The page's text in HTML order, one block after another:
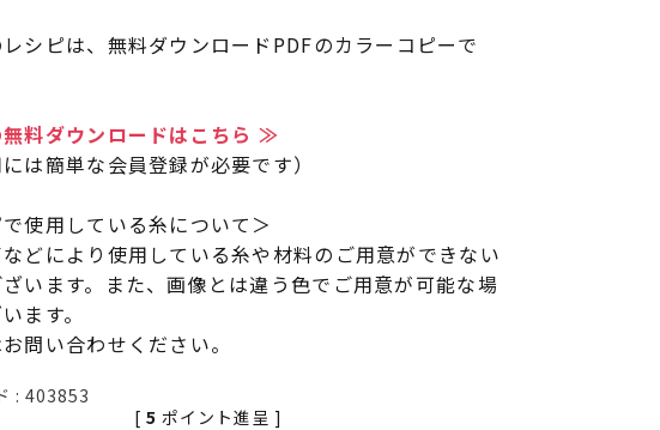
シピは、無料ダウンロードPDFのカラーコピーで
無料ダウンロードはこちら ≫
には簡単な会員登録が必要です）
使用している糸について＞
どにより使用している糸や材料のご用意ができない
います。また、画像とは違う色でご用意が可能な場
ます。
問い合わせください。
403853
[ 5 ポイント進呈 ]